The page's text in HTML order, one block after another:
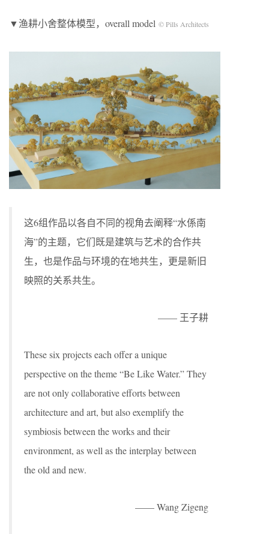
▼渔耕小舍整体模型，overall model © Pills Architects
这6组作品以各自不同的视角去阐释“水係南
海”的主题，它们既是建筑与艺术的合作共
生，也是作品与环境的在地共生，更是新旧
映照的关系共生。
—— 王子耕
These six projects each offer a unique
perspective on the theme “Be Like Water.” They
are not only collaborative efforts between
architecture and art, but also exemplify the
symbiosis between the works and their
environment, as well as the interplay between
the old and new.
—— Wang Zigeng